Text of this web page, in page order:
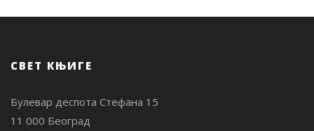
СВЕТ КЊИГЕ
Булевар деспота Стефана 15
11 000 Београд